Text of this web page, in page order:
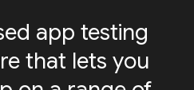
app testing
that lets you